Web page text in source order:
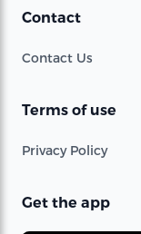
Contact
Contact Us
Terms of use
Privacy Policy
Get the app